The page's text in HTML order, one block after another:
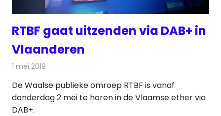
RTBF gaat uitzenden via DAB+ in
Vlaanderen
1 mei 2019
De Waalse publieke omroep RTBF is vanaf
donderdag 2 mei te horen in de Vlaamse ether via
DAB+.